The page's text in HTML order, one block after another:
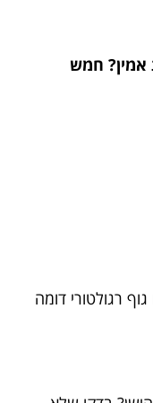
אמין? חמש
רגולטורי דומה